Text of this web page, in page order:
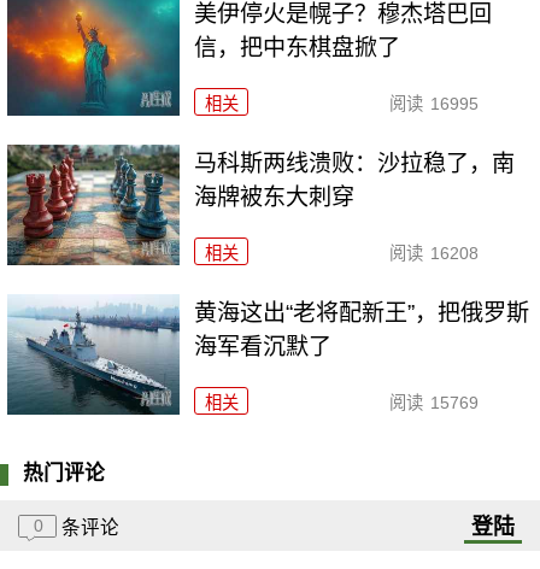
美伊停火是幌子？穆杰塔巴回
信，把中东棋盘掀了
相关 阅读 16995
马科斯两线溃败：沙拉稳了，南
海牌被东大刺穿
相关 阅读 16208
黄海这出“老将配新王”，把俄罗斯
海军看沉默了
相关 阅读 15769
热门评论
0 条评论 登陆